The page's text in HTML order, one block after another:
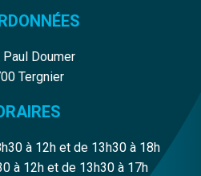
Paul Doumer
Tergnier
à 12h et de 13h30 à 18h
à 12h et de 13h30 à 17h